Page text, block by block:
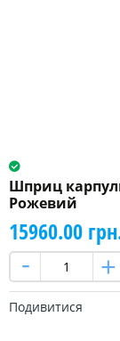
Шприц
Рожевий
15960.00
Подивитися